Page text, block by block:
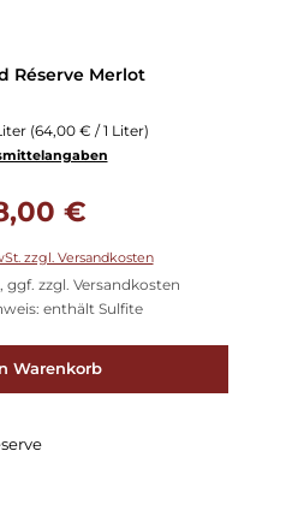
Réserve Merlot
(64,00 € / 1 Liter)
€
zzgl. Versandkosten
ggf. zzgl. Versandkosten
enthält Sulfite
Warenkorb